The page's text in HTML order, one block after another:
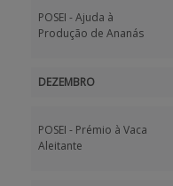
POSEI - Ajuda à
Produção de Ananás
DEZEMBRO
POSEI - Prémio à Vaca
Aleitante